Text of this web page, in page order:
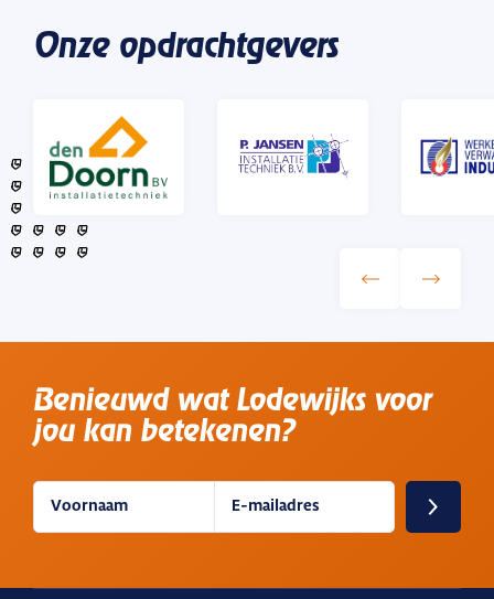
Onze opdrachtgevers
Benieuwd wat Lodewijks voor
jou kan betekenen?